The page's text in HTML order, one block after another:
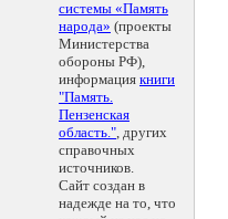
системы «Память
народа» (проекты
Министерства
обороны РФ),
информация книги
"Память.
Пензенская
область.", других
справочных
источников.
Сайт создан в
надежде на то, что